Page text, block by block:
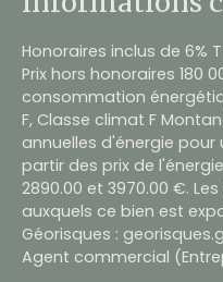
Honoraires inclus de 6%
Prix hors honoraires 180
consommation
F, Classe climat F
annuelles d'énergie
partir des prix de
2890.00 et 3970.00 €.
auxquels ce bien est
Géorisques :
Agent commercial